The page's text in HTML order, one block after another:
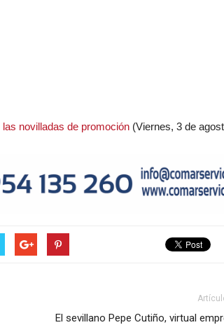
las novilladas de promoción (Viernes, 3 de
El sevillano Pepe Cutiño, virtual